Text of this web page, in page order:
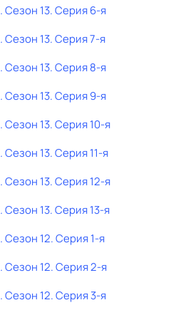
. Сезон 13. Серия 6-я
. Сезон 13. Серия 7-я
. Сезон 13. Серия 8-я
. Сезон 13. Серия 9-я
. Сезон 13. Серия 10-я
. Сезон 13. Серия 11-я
. Сезон 13. Серия 12-я
. Сезон 13. Серия 13-я
. Сезон 12. Серия 1-я
. Сезон 12. Серия 2-я
. Сезон 12. Серия 3-я